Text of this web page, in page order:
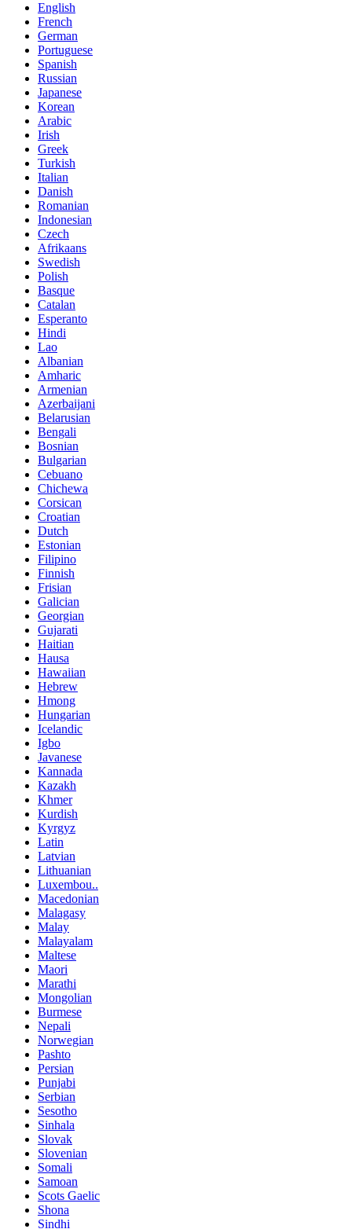
English
French
German
Portuguese
Spanish
Russian
Japanese
Korean
Arabic
Irish
Greek
Turkish
Italian
Danish
Romanian
Indonesian
Czech
Afrikaans
Swedish
Polish
Basque
Catalan
Esperanto
Hindi
Lao
Albanian
Amharic
Armenian
Azerbaijani
Belarusian
Bengali
Bosnian
Bulgarian
Cebuano
Chichewa
Corsican
Croatian
Dutch
Estonian
Filipino
Finnish
Frisian
Galician
Georgian
Gujarati
Haitian
Hausa
Hawaiian
Hebrew
Hmong
Hungarian
Icelandic
Igbo
Javanese
Kannada
Kazakh
Khmer
Kurdish
Kyrgyz
Latin
Latvian
Lithuanian
Luxembou..
Macedonian
Malagasy
Malay
Malayalam
Maltese
Maori
Marathi
Mongolian
Burmese
Nepali
Norwegian
Pashto
Persian
Punjabi
Serbian
Sesotho
Sinhala
Slovak
Slovenian
Somali
Samoan
Scots Gaelic
Shona
Sindhi